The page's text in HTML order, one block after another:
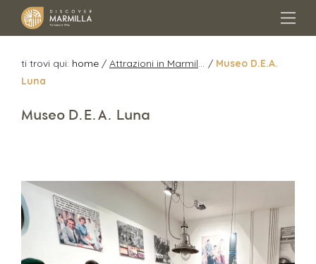
ti trovi qui: home / / Museo D.E.A.
Luna
Museo D.E.A. Luna